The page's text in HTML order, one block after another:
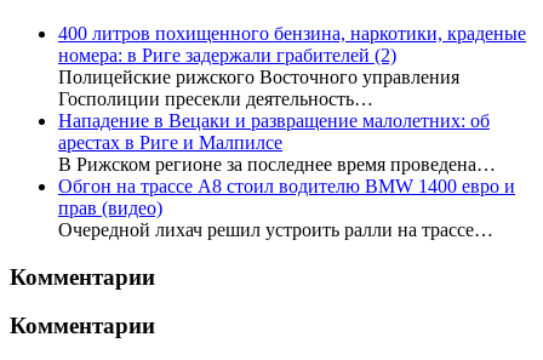
400 литров похищенного бензина, наркотики, краденые
номера: в Риге задержали грабителей (2)
Полицейские рижского Восточного управления
Госполиции пресекли деятельность…
Нападение в Вецаки и развращение малолетних: об
арестах в Риге и Малпилсе
В Рижском регионе за последнее время проведена…
Обгон на трассе А8 стоил водителю BMW 1400 евро и
прав (видео)
Очередной лихач решил устроить ралли на трассе…
Комментарии
Комментарии